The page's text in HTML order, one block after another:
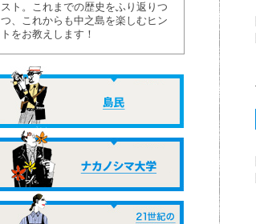
スト。これまでの歴史をふり返りつ
つ、これからも中之島を楽しむヒン
トをお教えします！